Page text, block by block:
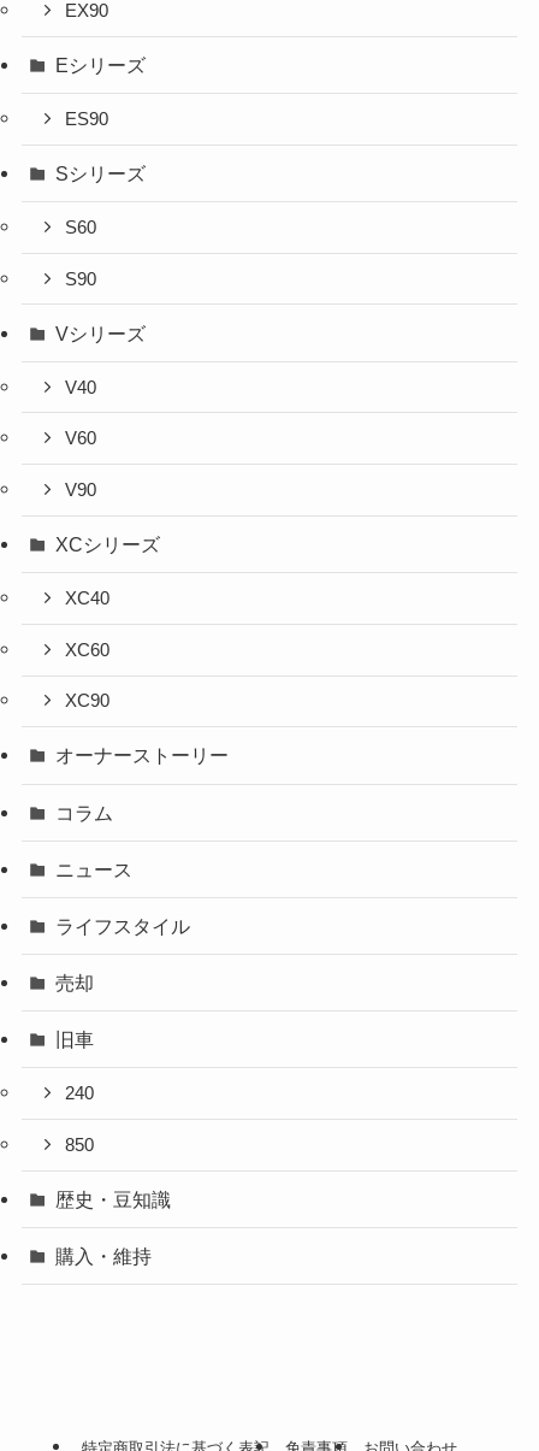
EX90
Eシリーズ
ES90
Sシリーズ
S60
S90
Vシリーズ
V40
V60
V90
XCシリーズ
XC40
XC60
XC90
オーナーストーリー
コラム
ニュース
ライフスタイル
売却
旧車
240
850
歴史・豆知識
購入・維持